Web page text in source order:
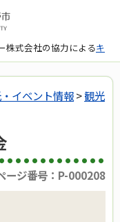
株式会社の協力によるキ
イベント情報>観光
ージ番号：P-000208